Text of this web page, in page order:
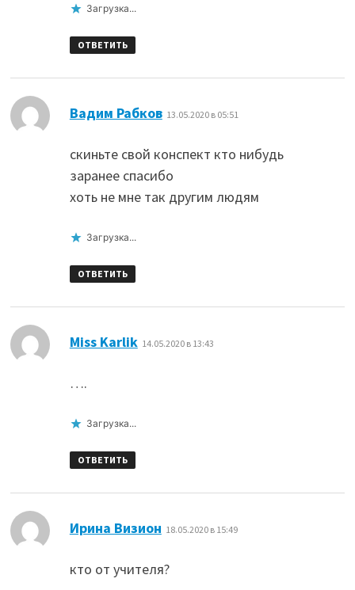
Загрузка...
ОТВЕТИТЬ
Вадим Рабков: 13.05.2020 в 05:51
скиньте свой конспект кто нибудь
заранее спасибо
хоть не мне так другим людям
Загрузка...
ОТВЕТИТЬ
Miss Karlik: 14.05.2020 в 13:43
….
Загрузка...
ОТВЕТИТЬ
Ирина Визион 18.05.2020 в 15:49
кто от учителя?